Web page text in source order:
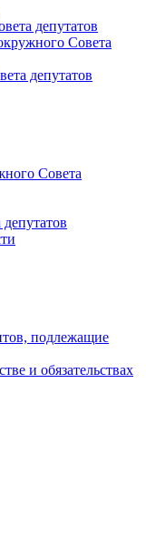
депутатов
Совета
депутатов
Совета
подлежащие
и обязательствах